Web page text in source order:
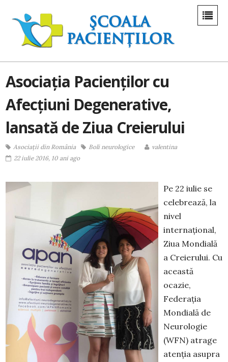
Asociația Pacienților cu
Afecțiuni Degenerative,
lansată de Ziua Creierului
Asociații din România Boli neurologice
valentina
22 iulie 2016, 10 ani ago
Pe 22 iulie se
celebrează, la
nivel
internațional,
Ziua Mondială
a Creierului. Cu
această
ocazie,
Federaţia
Mondială de
Neurologie
(WFN) atrage
atenția asupra